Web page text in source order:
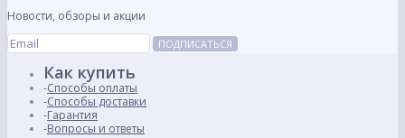
Новости, обзоры и акции
ПОДПИСАТЬСЯ
Как купить
Способы оплаты
Способы доставки
Гарантия
Вопросы и ответы